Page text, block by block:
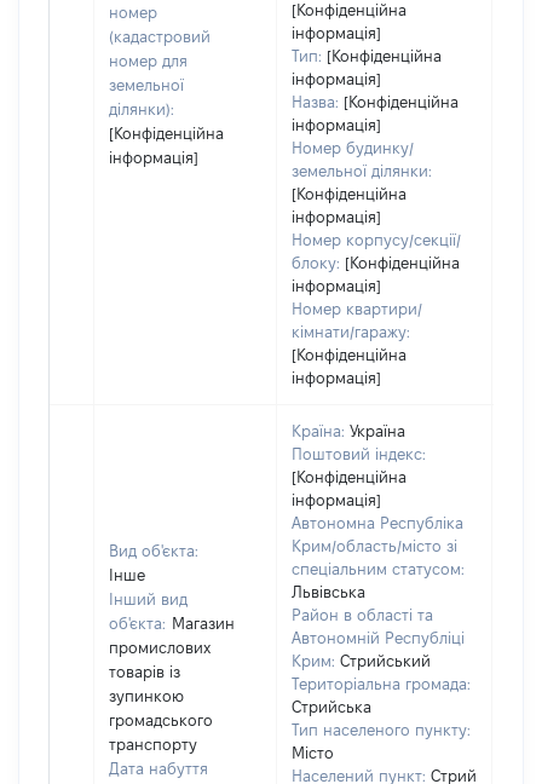
номер
(кадастровий
номер для
земельної
ділянки):
[Конфіденційна
інформація]
[Конфіденційна
інформація]
Тип: [Конфіденційна
інформація]
Назва: [Конфіденційна
інформація]
Номер будинку/
земельної ділянки:
[Конфіденційна
інформація]
Номер корпусу/секції/
блоку: [Конфіденційна
інформація]
Номер квартири/
кімнати/гаражу:
[Конфіденційна
інформація]
Вид об'єкта:
Інше
Інший вид
об'єкта: Магазин
промислових
товарів із
зупинкою
громадського
транспорту
Дата набуття
Країна: Україна
Поштовий індекс:
[Конфіденційна
інформація]
Автономна Республіка
Крим/область/місто зі
спеціальним статусом:
Львівська
Район в області та
Автономній Республіці
Крим: Стрийський
Територіальна громада:
Стрийська
Тип населеного пункту:
Місто
Населений пункт: Стрий